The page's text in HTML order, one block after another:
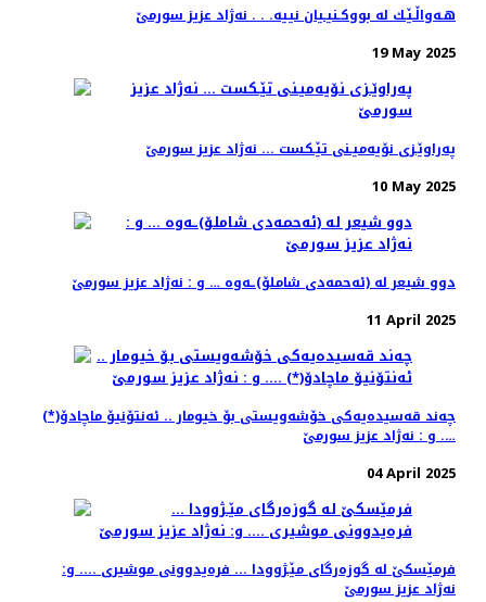
هـه‌واڵـێـك له‌ بووكـنیـیان نییه‌. . . نه‌ژاد عزیز سورمێ
19 May 2025
په‌راوێـزی نۆیه‌میـنی تێـكست ... نه‌ژاد عزیز سورمێ
10 May 2025
دوو شیعر له‌ (ئه‌حمه‌دی شاملۆ)ـه‌وه‌ … و : نه‌ژاد عزیز سورمێ
11 April 2025
چه‌ند قه‌سیده‌یه‌كی خۆشه‌ویستی بۆ خیومار .. ئه‌نتۆنیۆ ماچادۆ(*)
…. و : نه‌ژاد عزیز سورمێ
04 April 2025
فرمێسكێ له‌ گوزه‌رگای مێـژوودا ... فره‌یدوونی موشیری .... و:
نه‌ژاد عزیز سورمێ